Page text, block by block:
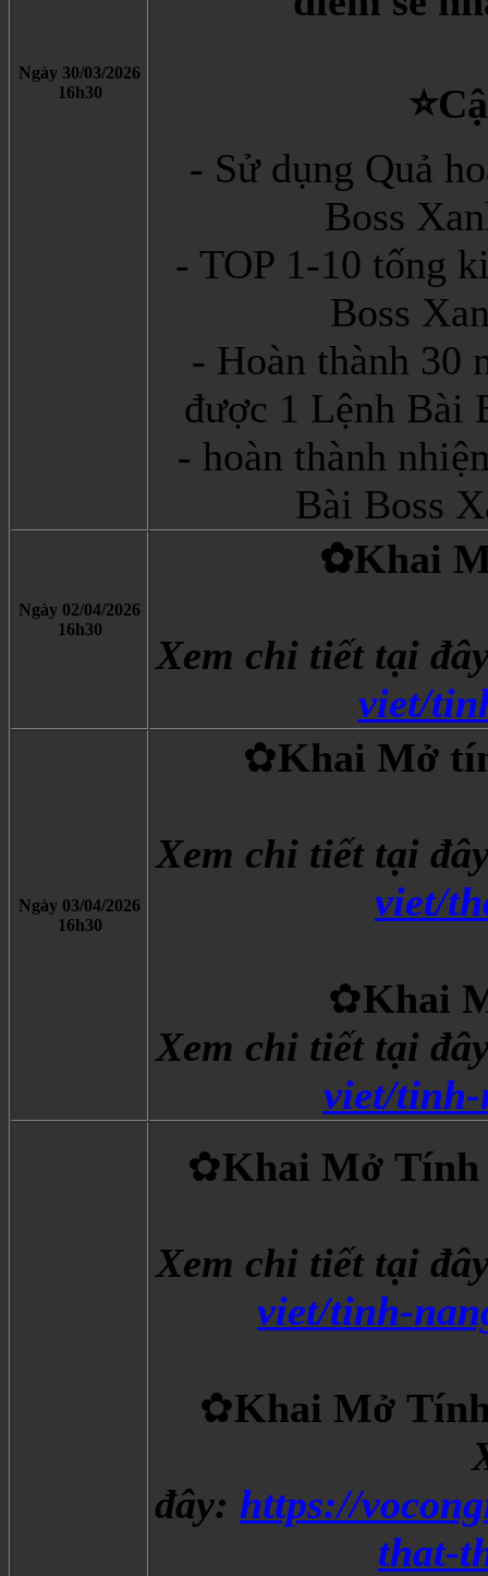
Ngày 30/03/2026
16h30
- Sử dụng Quả
Boss
- TOP 1-10 tống
Boss
- Hoàn thành 30
được 1 Lệnh Bài
- hoàn thành
Bài Boss
Ngày 02/04/2026
​16h30
✿Khai
Xem chi tiết tại
viet/
Ngày 03/04/2026
​16h30
✿Khai Mở
Xem chi tiết tại
viet/
✿Khai
Xem chi tiết tại
viet/
✿Khai Mở Tính
Xem chi tiết tại
viet/tinh-
✿Khai Mở
đây: https://
that-